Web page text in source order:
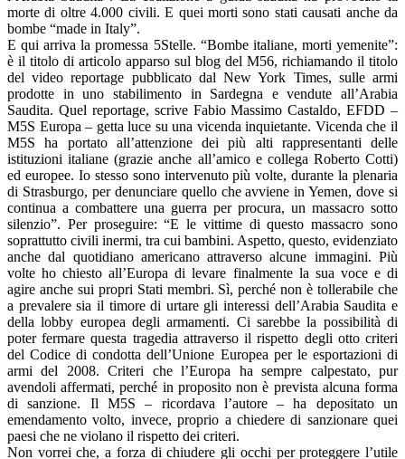
morte di oltre 4.000 civili. E quei morti sono stati causati anche da
bombe “made in Italy”.
E qui arriva la promessa 5Stelle. “Bombe italiane, morti yemenite”:
è il titolo di articolo apparso sul blog del M56, richiamando il titolo
del video reportage pubblicato dal New York Times, sulle armi
prodotte in uno stabilimento in Sardegna e vendute all’Arabia
Saudita. Quel reportage, scrive Fabio Massimo Castaldo, EFDD –
M5S Europa – getta luce su una vicenda inquietante. Vicenda che il
M5S ha portato all’attenzione dei più alti rappresentanti delle
istituzioni italiane (grazie anche all’amico e collega Roberto Cotti)
ed europee. Io stesso sono intervenuto più volte, durante la plenaria
di Strasburgo, per denunciare quello che avviene in Yemen, dove si
continua a combattere una guerra per procura, un massacro sotto
silenzio”. Per proseguire: “E le vittime di questo massacro sono
soprattutto civili inermi, tra cui bambini. Aspetto, questo, evidenziato
anche dal quotidiano americano attraverso alcune immagini. Più
volte ho chiesto all’Europa di levare finalmente la sua voce e di
agire anche sui propri Stati membri. Sì, perché non è tollerabile che
a prevalere sia il timore di urtare gli interessi dell’Arabia Saudita e
della lobby europea degli armamenti. Ci sarebbe la possibilità di
poter fermare questa tragedia attraverso il rispetto degli otto criteri
del Codice di condotta dell’Unione Europea per le esportazioni di
armi del 2008. Criteri che l’Europa ha sempre calpestato, pur
avendoli affermati, perché in proposito non è prevista alcuna forma
di sanzione. Il M5S – ricordava l’autore – ha depositato un
emendamento volto, invece, proprio a chiedere di sanzionare quei
paesi che ne violano il rispetto dei criteri.
Non vorrei che, a forza di chiudere gli occhi per proteggere l’utile